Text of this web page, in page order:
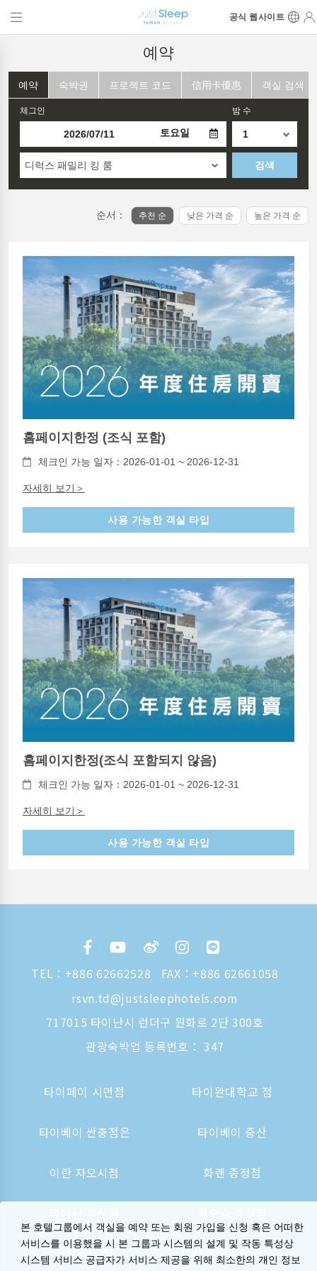
공식 웹사이트
예약
예약 숙박권 프로젝트 코드 信用卡優惠 객실 검색
체그인
토요일
밤 수
디럭스 패밀리 킹 룸 검색
순서： 추천 순 낮은 가격 순 높은 가격 순
홈페이지한정 (조식 포함)
체크인 가능 일자：2026-01-01 ~ 2026-12-31
자세히 보기＞
사용 가능한 객실 타입
홈페이지한정(조식 포함되지 않음)
체크인 가능 일자：2026-01-01 ~ 2026-12-31
자세히 보기＞
사용 가능한 객실 타입
TEL： +886 62662528
FAX：+886 62661058
rsvn.td@justsleephotels.com
717015 타이난시 런더구 원화로 2단 300호
관광숙박업 등록번호： 347
타이페이 시먼점 타이완대학교 점
타이베이 싼충점은 타이베이 중산
이란 자오시점 화롄 종정점
가오슝역 점 오사카 신사이바시는
본 호텔그룹에서 객실을 예약 또는 회원 가입을 신청 혹은 어떠한
서비스를 이용했을 시 본 그룹과 시스템의 설계 및 작동 특성상
시스템 서비스 공급자가 서비스 제공을 위해 최소한의 개인 정보